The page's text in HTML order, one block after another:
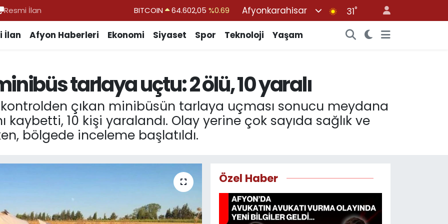
Resmi İlan DOLAR 47,6006 %0.06
BİST100
13.768%48
BITCOIN
64.602,05
Afyonkarahisar 31°
İlan Afyon Haberleri Ekonomi Siyaset Spor Teknoloji Yaşam
tarlaya uçtu: 2 ölü, 10 yaralı
çıkan minibüsün tarlaya uçması sonucu meydana
kaybetti, 10 kişi yaralandı. Olay yerine çok sayıda sağlık ve
bölgede inceleme başlatıldı.
Özel Haber